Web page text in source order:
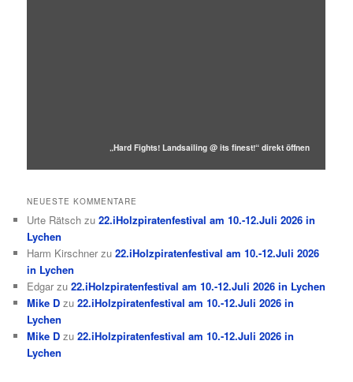
„Hard Fights! Landsailing @ its finest!“ direkt öffnen
NEUESTE KOMMENTARE
Urte Rätsch zu22.iHolzpiratenfestival am 10.-12.Juli 2026 in
Lychen
Harm Kirschner zu22.iHolzpiratenfestival am 10.-12.Juli 2026
in Lychen
Edgar zu22.iHolzpiratenfestival am 10.-12.Juli 2026 in Lychen
Mike D zu22.iHolzpiratenfestival am 10.-12.Juli 2026 in
Lychen
Mike D zu22.iHolzpiratenfestival am 10.-12.Juli 2026 in
Lychen